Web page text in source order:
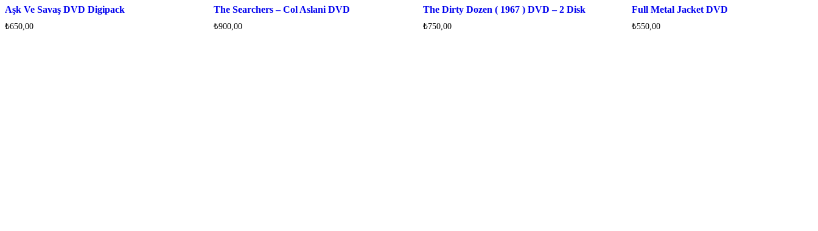
Aşk Ve Savaş DVD Digipack
₺650,00
The Searchers – Col Aslani DVD
₺900,00
The Dirty Dozen ( 1967 ) DVD – 2 Disk
₺750,00
Full Metal Jacket DVD
₺550,00